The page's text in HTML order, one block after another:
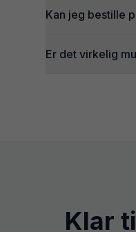
Kan jeg bestille
Er det virkelig
Klar